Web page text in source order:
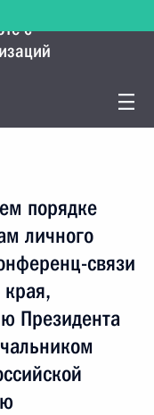
с
порядке
личного
связи
Президента